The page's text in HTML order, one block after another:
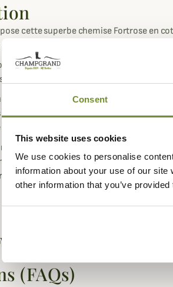
Consent
This website uses cookies
We use cookies to personalise
information about your use of our
other information that you’ve
cette superbe chemise Fortrose en
marque et qui célèbre son héritage
est confectionnée entièrement en
ajustée qui mettra votre morphologie
utilisé est présent sur un grand nombre
vestes au coloris vert olive, coloris
décline aussi en tartan Greystone.
et ses poignets sont réglables
poche plaquée sur la poitrine gauche qui
avec un bouclier, référence à la
(FAQs)